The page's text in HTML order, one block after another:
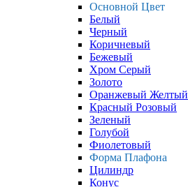
Основной Цвет
Белый
Черный
Коричневый
Бежевый
Хром Серый
Золото
Оранжевый Желтый
Красный Розовый
Зеленый
Голубой
Фиолетовый
Форма Плафона
Цилиндр
Конус